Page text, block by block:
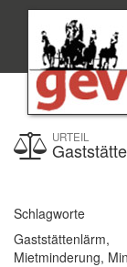
URTEIL
Schlagworte
Mietminderung,